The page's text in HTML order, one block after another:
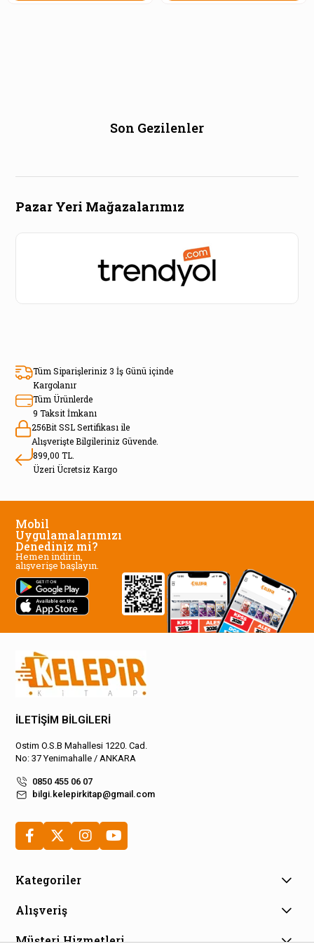
Son Gezilenler
Pazar Yeri Mağazalarımız
Tüm Siparişleriniz 3 İş Günü içinde
Kargolanır
Tüm Ürünlerde
9 Taksit İmkanı
256Bit SSL Sertifikası ile
Alışverişte Bilgileriniz Güvende.
899,00 TL.
Üzeri Ücretsiz Kargo
Mobil
Uygulamalarımızı
Denediniz mi?
Hemen indirin,
alışverişe başlayın.
İLETİŞİM BİLGİLERİ
Ostim O.S.B Mahallesi 1220. Cad.
No: 37 Yenimahalle / ANKARA
0850 455 06 07
bilgi.kelepirkitap@gmail.com
Kategoriler
Alışveriş
Müşteri Hizmetleri